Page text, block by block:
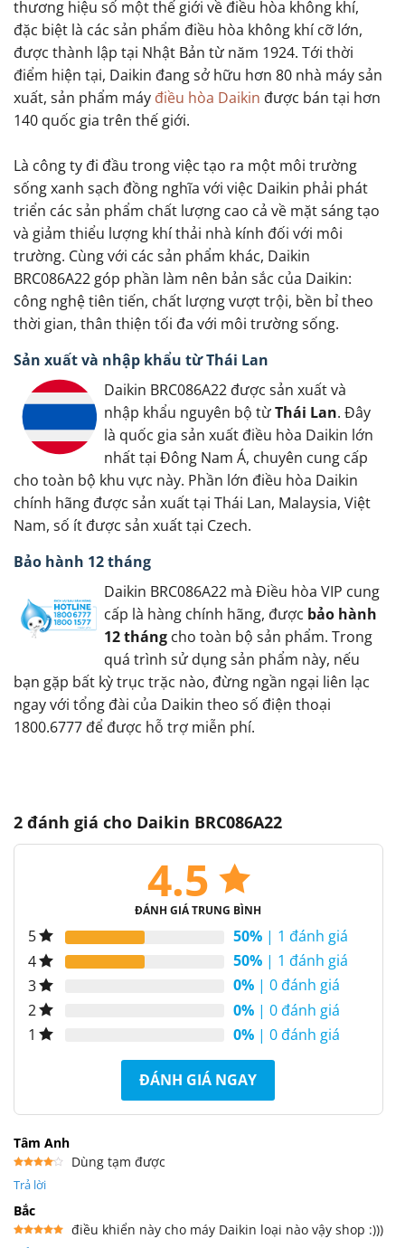
thương hiệu số một thế giới về điều hòa không khí,
đặc biệt là các sản phẩm điều hòa không khí cỡ lớn,
được thành lập tại Nhật Bản từ năm 1924. Tới thời
điểm hiện tại, Daikin đang sở hữu hơn 80 nhà máy sản
xuất, sản phẩm máy điều hòa Daikin được bán tại hơn
140 quốc gia trên thế giới.
Là công ty đi đầu trong việc tạo ra một môi trường
sống xanh sạch đồng nghĩa với việc Daikin phải phát
triển các sản phẩm chất lượng cao cả về mặt sáng tạo
và giảm thiểu lượng khí thải nhà kính đối với môi
trường. Cùng với các sản phẩm khác, Daikin
BRC086A22 góp phần làm nên bản sắc của Daikin:
công nghệ tiên tiến, chất lượng vượt trội, bền bỉ theo
thời gian, thân thiện tối đa với môi trường sống.
Sản xuất và nhập khẩu từ Thái Lan
Daikin BRC086A22 được sản xuất và
nhập khẩu nguyên bộ từThái Lan. Đây
là quốc gia sản xuất điều hòa Daikin lớn
nhất tại Đông Nam Á, chuyên cung cấp
cho toàn bộ khu vực này. Phần lớn điều hòa Daikin
chính hãng được sản xuất tại Thái Lan, Malaysia, Việt
Nam, số ít được sản xuất tại Czech.
Bảo hành 12 tháng
Daikin BRC086A22 mà Điều hòa VIP cung
cấp là hàng chính hãng, được bảo hành
12 tháng cho toàn bộ sản phẩm. Trong
quá trình sử dụng sản phẩm này, nếu
bạn gặp bất kỳ trục trặc nào, đừng ngần ngại liên lạc
ngay với tổng đài của Daikin theo số điện thoại
1800.6777 để được hỗ trợ miễn phí.
2 đánh giá cho Daikin BRC086A22
4.5
ĐÁNH GIÁ TRUNG BÌNH
5 50%| 1 đánh giá
4
50%| 1 đánh giá
3
0%| 0 đánh giá
2
0%| 0 đánh giá
1
0%| 0 đánh giá
ĐÁNH GIÁ NGAY
Tâm Anh
xếp
5 sao
Dùng tạm được
Trả lời
Bắc
điều khiển này cho máy Daikin loại nào vậy shop :)))